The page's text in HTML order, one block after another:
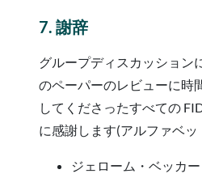
7. 謝辞
グループディスカッション
のペーパーのレビューに時
してくださったすべての
に感謝します(アルファベッ
ジェローム・ベッカ